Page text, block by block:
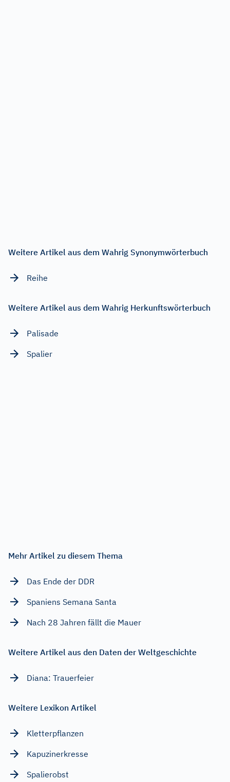
Weitere Artikel aus dem Wahrig Synonymwörterbuch
Reihe
Weitere Artikel aus dem Wahrig Herkunftswörterbuch
Palisade
Spalier
Mehr Artikel zu diesem Thema
Das Ende der DDR
Spaniens Semana Santa
Nach 28 Jahren fällt die Mauer
Weitere Artikel aus den Daten der Weltgeschichte
Diana: Trauerfeier
Weitere Lexikon Artikel
Kletterpflanzen
Kapuzinerkresse
Spalierobst